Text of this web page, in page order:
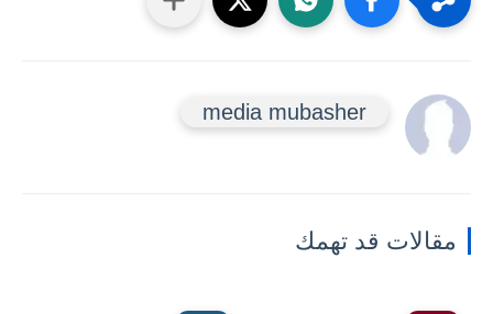
media mubasher
مقالات قد تهمك